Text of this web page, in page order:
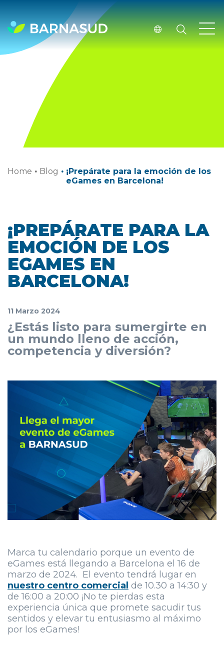
Home · Blog · ¡Prepárate para la emoción de los
eGames en Barcelona!
¡PREPÁRATE PARA LA
EMOCIÓN DE LOS
EGAMES EN
BARCELONA!
11 Marzo 2024
¿Estás listo para sumergirte en
un mundo lleno de acción,
competencia y diversión?
Marca tu calendario porque un evento de
eGames está llegando a Barcelona el 16 de
marzo de 2024. El evento tendrá lugar en
nuestro centro comercial de 10.30 a 14:30 y
de 16:00 a 20:00 ¡No te pierdas esta
experiencia única que promete sacudir tus
sentidos y elevar tu entusiasmo al máximo
por los eGames!